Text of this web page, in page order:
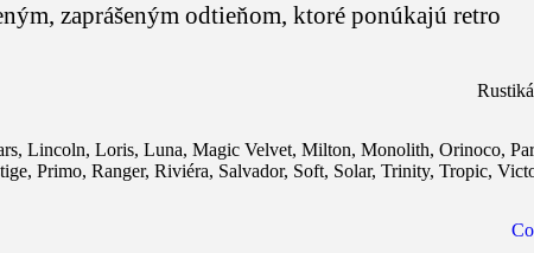
zaprášeným odtieňom, ktoré ponúkajú retro
, Lincoln, Loris, Luna, Magic Velvet, Milton, Monolith, Orinoco,
, Primo, Ranger, Riviéra, Salvador, Soft, Solar, Trinity, Tropic,